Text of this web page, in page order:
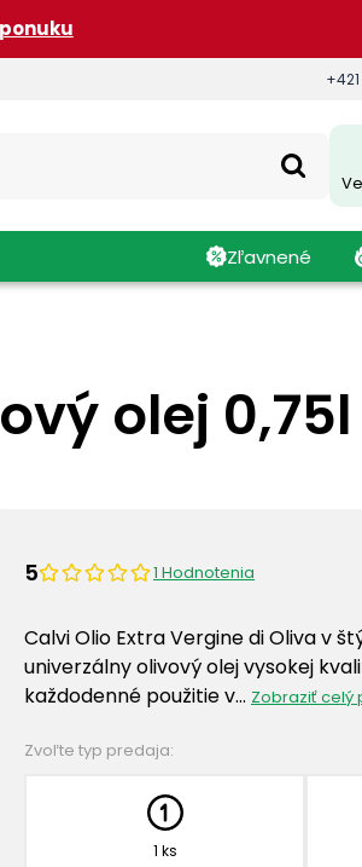
Zľavnené
olej 0,75l
5 1 Hodnotenia
Calvi Olio Extra Vergine di Oliva v
univerzálny olivový olej vysokej
každodenné použitie v… Zobraziť celý
Zvoľte typ predaja:
1 ks